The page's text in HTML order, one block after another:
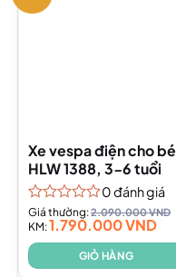
Xe vespa điện cho bé
HLW 1388, 3-6 tuổi
Được
xếp
hạng
0
5
0đánh giá
Giá thường:2.090.000VND
KM:1.790.000VND
GIỎ HÀNG